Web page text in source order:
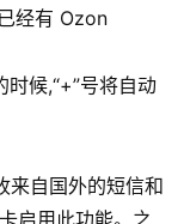
经有 Ozon
候,“+”号将自动
来自国外的短信和
启用此功能。之